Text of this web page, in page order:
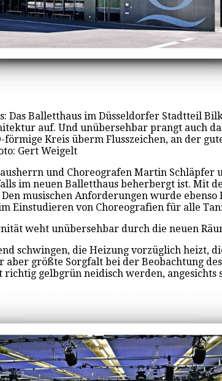
Das Balletthaus im Düsseldorfer Stadtteil
auf. Und unübersehbar prangt auch
förmige Kreis überm Flusszeichen, an der
Gert Weigelt
und Choreografen Martin Schläpfer
im neuen Balletthaus beherbergt ist. Mit
musischen Anforderungen wurde
Einstudieren von Choreografien für alle
weht unübersehbar durch die neuen
schwingen, die Heizung vorzüglich heizt,
aber größte Sorgfalt bei der Beobachtung
richtig gelbgrün neidisch werden, angesichts